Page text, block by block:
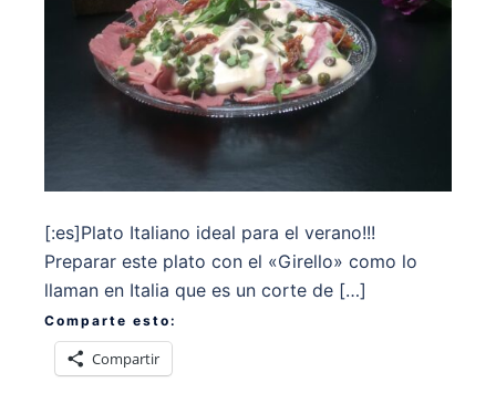
[:es]Plato Italiano ideal para el verano!!!
Preparar este plato con el «Girello» como lo
llaman en Italia que es un corte de […]
Comparte esto:
Compartir